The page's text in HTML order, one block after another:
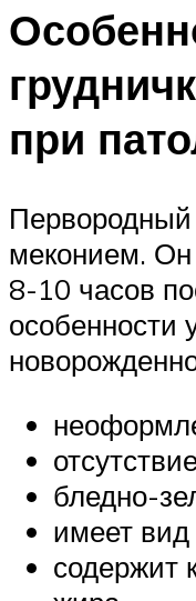
при
Первородный
меконием. Он
8-10 часов
особенности
бледно-
имеет вид
содержит